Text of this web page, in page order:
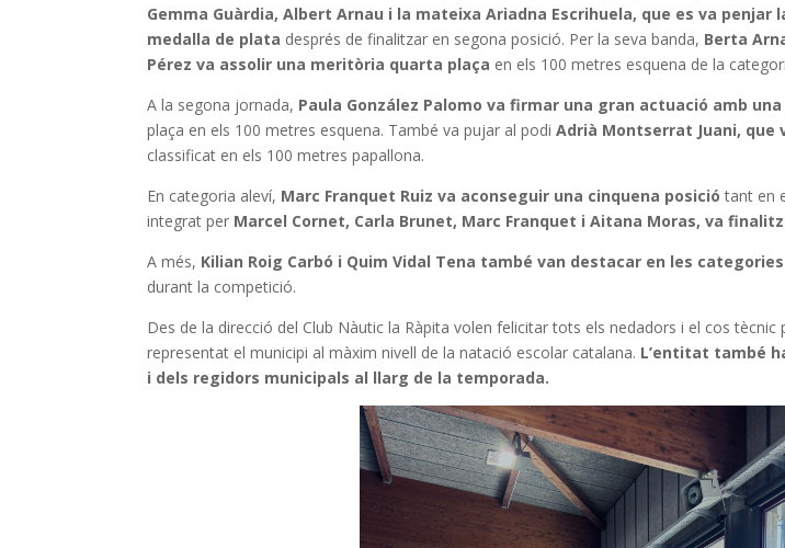
Gemma Guàrdia, Albert Arnau i la mateixa Ariadna Escrihuela, que es va penjar
medalla de plata després de finalitzar en segona posició. Per la seva banda, Berta
Pérez va assolir una meritòria quarta plaça en els 100 metres esquena de la
A la segona jornada, Paula González Palomo va firmar una gran actuació amb
plaça en els 100 metres esquena. També va pujar al podiAdrià Montserrat Juani, que
classificat en els 100 metres papallona.
En categoria aleví, Marc Franquet Ruiz va aconseguir una cinquena posició tant en
integrat per Marcel Cornet, Carla Brunet, Marc Franquet i Aitana Moras, va
A més, Kilian Roig Carbó i Quim Vidal Tena també van destacar en les
durant la competició.
Des de la direcció del Club Nàutic la Ràpita volen felicitar tots els nedadors i el cos
representat el municipi al màxim nivell de la natació escolar catalana. L’entitat també
i dels regidors municipals al llarg de la temporada.